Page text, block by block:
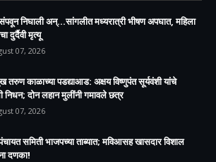
निघाली अन्...सांगलीत मध्यरात्री भीषण अपघात, महिला
दुर्दैवी मृत्यू
07, 2026
तरुण काळाच्या पडद्याआड: अक्षय विष्णुपंत सूर्यवंशी यांचे
निधन; दोन लहान मुलींनी गमावले छत्र
07, 2026
समिती भाजपच्या ताब्यात; मविआसह खासदार विशाल
दणका!